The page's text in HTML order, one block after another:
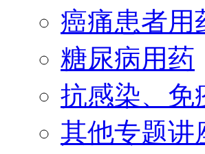
癌痛患者用
糖尿病用药
抗感染、免
其他专题讲